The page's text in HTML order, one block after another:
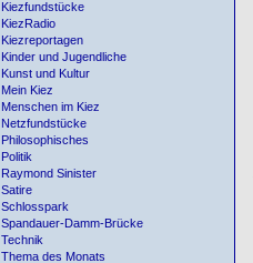
Kiezfundstücke
KiezRadio
Kiezreportagen
Kinder und Jugendliche
Kunst und Kultur
Mein Kiez
Menschen im Kiez
Netzfundstücke
Philosophisches
Politik
Raymond Sinister
Satire
Schlosspark
Spandauer-Damm-Brücke
Technik
Thema des Monats